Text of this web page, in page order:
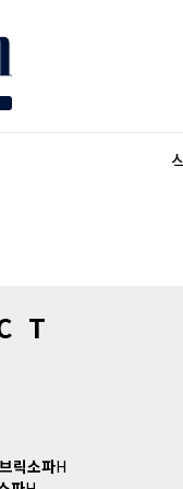
릭소파H